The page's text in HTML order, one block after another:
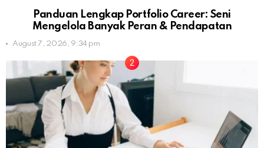
Panduan Lengkap Portfolio Career: Seni
Mengelola Banyak Peran & Pendapatan
August 7, 2026, 9:34 pm